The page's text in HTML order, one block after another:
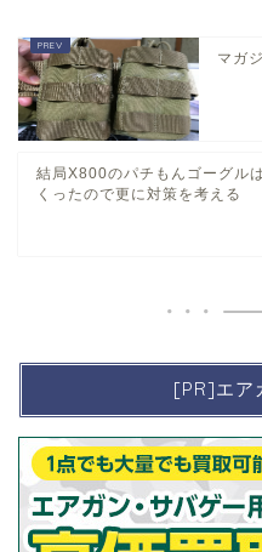
マガ
結局X800のパチもんゴーグル
くったので更に対策を考える
[PR]エア